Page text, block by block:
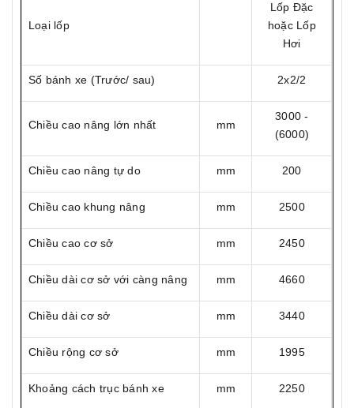
Loại lốp
Lốp Đặc
hoặc Lốp
Hơi
Số bánh xe (Trước/ sau) 2x2/2
Chiều cao nâng lớn nhất mm
3000 -
(6000)
Chiều cao nâng tự do mm 200
Chiều cao khung nâng mm 2500
Chiều cao cơ sở mm 2450
Chiều dài cơ sở với càng nâng mm 4660
Chiều dài cơ sở mm 3440
Chiều rộng cơ sở mm 1995
Khoảng cách trục bánh xe mm 2250